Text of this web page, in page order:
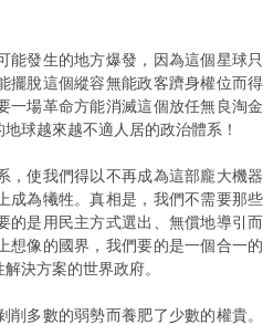
能發生的地方爆發，因為這個星球
擺脫這個縱容無能政客躋身權位而
場革命方能消滅這個放任無良淘金
球越來越不適人居的政治體系！
，使我們得以不再成為這部龐大機
成為犧牲。真相是，我們不需要那
的是用民主方式選出、無償地導引
想像的國界，我們要的是一個合一
決方案的世界政府。
削多數的弱勢而養肥了少數的權貴